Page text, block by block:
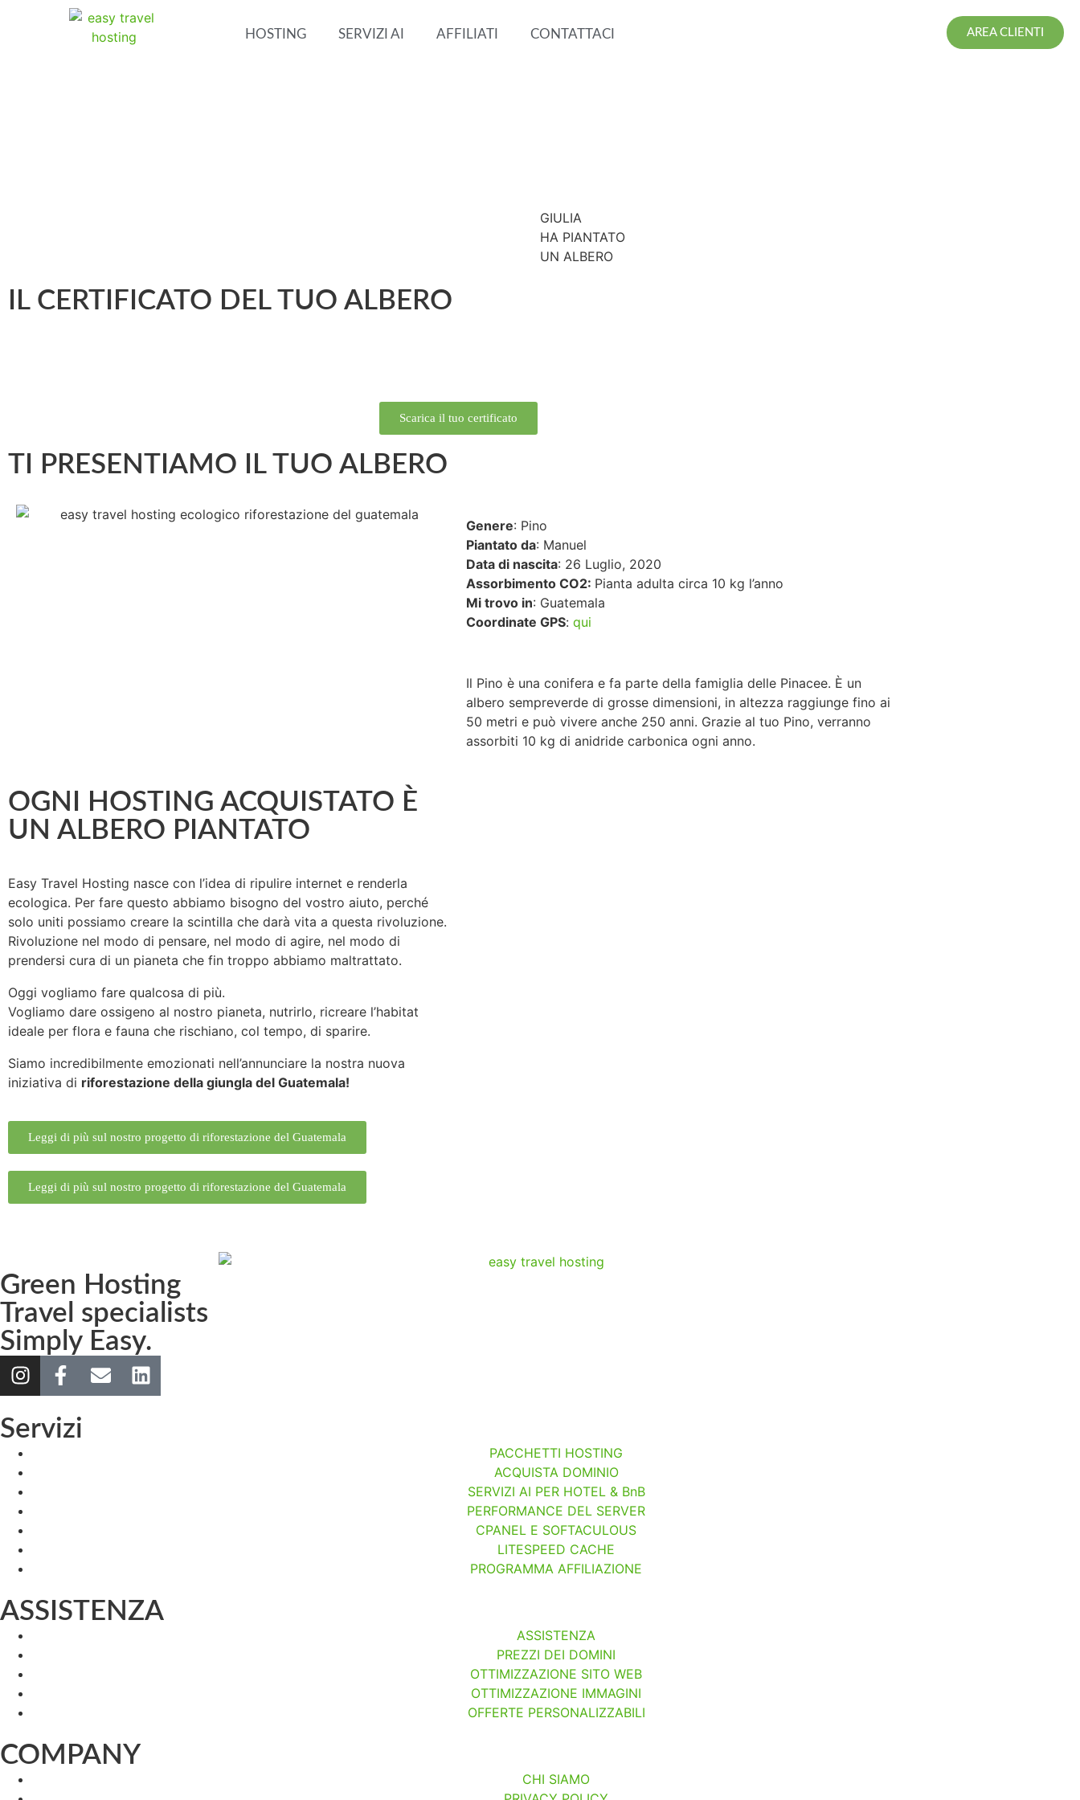
HOSTING SERVIZI AI AFFILIATI CONTATTACI AREA CLIENTI
GIULIA
HA PIANTATO
UN ALBERO
IL CERTIFICATO DEL TUO ALBERO
Scarica il tuo certificato
TI PRESENTIAMO IL TUO ALBERO
Genere: Pino
Piantato da: Manuel
Data di nascita: 26 Luglio, 2020
Assorbimento CO2: Pianta adulta circa 10 kg l’anno
Mi trovo in: Guatemala
Coordinate GPS: qui
Il Pino è una conifera e fa parte della famiglia delle Pinacee. È un
albero sempreverde di grosse dimensioni, in altezza raggiunge fino ai
50 metri e può vivere anche 250 anni. Grazie al tuo Pino, verranno
assorbiti 10 kg di anidride carbonica ogni anno.
OGNI HOSTING ACQUISTATO È
UN ALBERO PIANTATO
Easy Travel Hosting nasce con l’idea di ripulire internet e renderla
ecologica. Per fare questo abbiamo bisogno del vostro aiuto, perché
solo uniti possiamo creare la scintilla che darà vita a questa rivoluzione.
Rivoluzione nel modo di pensare, nel modo di agire, nel modo di
prendersi cura di un pianeta che fin troppo abbiamo maltrattato.
Oggi vogliamo fare qualcosa di più.
Vogliamo dare ossigeno al nostro pianeta, nutrirlo, ricreare l’habitat
ideale per flora e fauna che rischiano, col tempo, di sparire.
Siamo incredibilmente emozionati nell’annunciare la nostra nuova
iniziativa di riforestazione della giungla del Guatemala!
Leggi di più sul nostro progetto di riforestazione del Guatemala
Leggi di più sul nostro progetto di riforestazione del Guatemala
Green Hosting
Travel specialists
Simply Easy.
Servizi
PACCHETTI HOSTING
ACQUISTA DOMINIO
SERVIZI AI PER HOTEL & BnB
PERFORMANCE DEL SERVER
CPANEL E SOFTACULOUS
LITESPEED CACHE
PROGRAMMA AFFILIAZIONE
ASSISTENZA
ASSISTENZA
PREZZI DEI DOMINI
OTTIMIZZAZIONE SITO WEB
OTTIMIZZAZIONE IMMAGINI
OFFERTE PERSONALIZZABILI
COMPANY
CHI SIAMO